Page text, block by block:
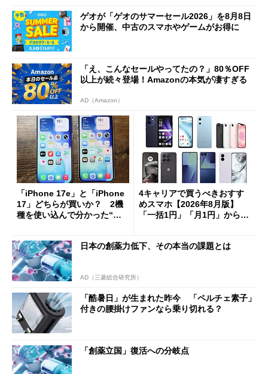
ゲオが「ゲオのサマーセール2026」を8月8日
から開催、中古のスマホやゲームがお得に
「え、こんなセールやってたの？」80％OFF
以上が続々登場！Amazonの本気が凄すぎる
AD（Amazon）
「iPhone 17e」と「iPhone
17」どちらが買いか？ 2機
種を使い込んで分かった“ス
4キャリアで買うべきおすす
めスマホ【2026年8月版】
「一括1円」「月1円」からお
日本の創薬力低下、その本当の課題とは
AD（三菱総合研究所）
「酷暑日」が生まれた昨今 「ペルチェ素子」
付きの腰掛けファンなら乗り切れる？
「創薬立国」復活への分岐点